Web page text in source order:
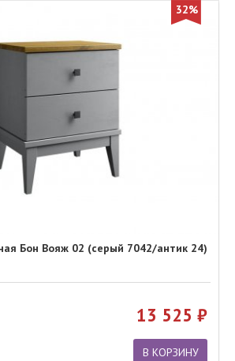
32%
Бон Вояж 02 (серый 7042/антик 24)
13 525
В КОРЗИНУ